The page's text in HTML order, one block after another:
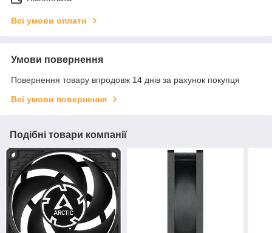
Всі умови оплати
Умови повернення
Повернення товару впродовж 14 днів за рахунок покупця
Всі умови повернення
Подібні товари компанії